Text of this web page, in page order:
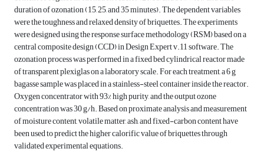
duration of ozonation (15, 25, and 35 minutes). The dependent variables
were the toughness and relaxed density of briquettes. The experiments
were designed using the response surface methodology (RSM) based on a
central composite design (CCD) in Design Expert v.11 software. The
ozonation process was performed in a fixed bed cylindrical reactor made
of transparent plexiglas on a laboratory scale. For each treatment, a 6 g
bagasse sample was placed in a stainless-steel container inside the reactor.
Oxygen concentrator with 93% high purity, and the output ozone
concentration was 30 g/h. Based on proximate analysis and measurement
of moisture content, volatile matter, ash, and fixed-carbon content have
been used to predict the higher calorific value of briquettes through
validated experimental equations.